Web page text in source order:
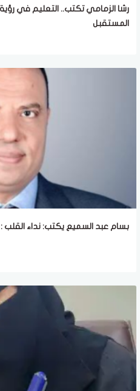
المستقبل
بسام عبد السميع يكتب: نداء